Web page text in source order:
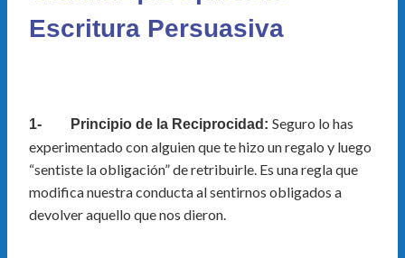
Escritura Persuasiva
1- Principio de la Reciprocidad: Seguro lo has
experimentado con alguien que te hizo un regalo y luego
“sentiste la obligación” de retribuirle. Es una regla que
modifica nuestra conducta al sentirnos obligados a
devolver aquello que nos dieron.